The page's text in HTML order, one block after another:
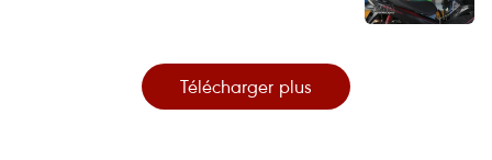
Télécharger plus